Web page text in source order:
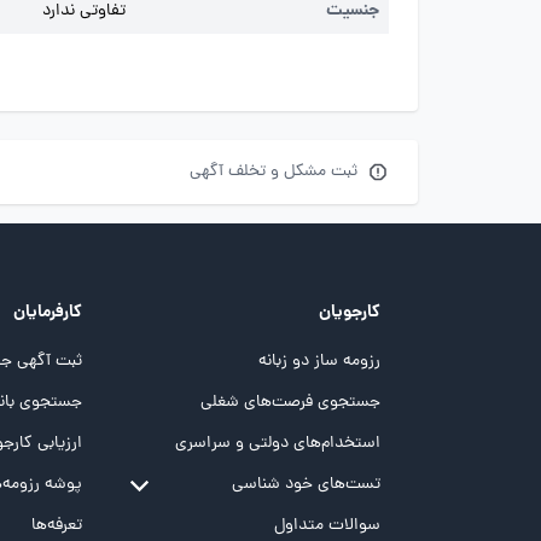
جنسیت تفاوتی ندارد
ثبت مشکل و تخلف آگهی
کارجویان
رزومه ساز دو زبانه
جستجوی فرصت‌های شغلی
استخدام‌های دولتی و سراسری
تست‌های خود شناسی
تست MBTI
سوالات متداول
کارفرمایان
ثبت آگهی
جستجوی
ارزیابی
پوشه‌‌
تعرفه‌ها